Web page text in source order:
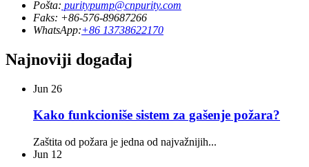
Pošta: puritypump@cnpurity.com
Faks: +86-576-89687266
WhatsApp:+86 13738622170
Najnoviji događaj
Jun 26
Kako funkcioniše sistem za gašenje požara?
Zaštita od požara je jedna od najvažnijih...
Jun 12